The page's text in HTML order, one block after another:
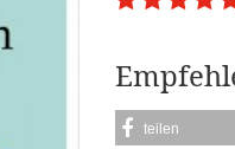
teilen